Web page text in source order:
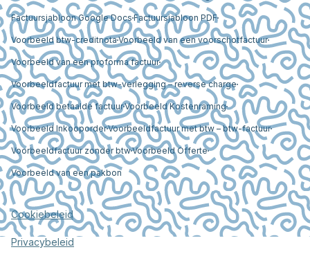
Factuursjabloon Google Docs Factuursjabloon PDF
Voorbeeld btw-creditnotaVoorbeeld van een voorschotfactuur
Voorbeeld van een proforma factuur
Voorbeeldfactuur met btw-verlegging – reverse charge
Voorbeeld betaalde factuurVoorbeeld Kostenraming
Voorbeeld InkooporderVoorbeeldfactuur met btw – btw-factuur
Voorbeeldfactuur zonder btwVoorbeeld Offerte
Voorbeeld van een pakbon
Cookiebeleid
Privacybeleid